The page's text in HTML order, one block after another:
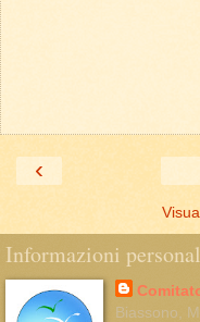
‹
Informazioni
Biassono,